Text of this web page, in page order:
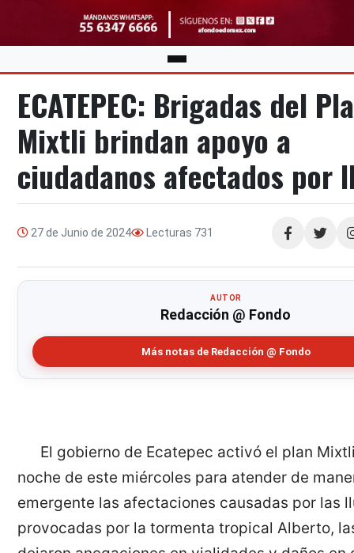
ECATEPEC: Brigadas del
Mixtli brindan apoyo a
ciudadanos afectados por
27 de Junio de 2024 Lecturas 731
Compartir
AUTOR
Redacción @ Fondo
Más notas de Redacción @ Fondo
El gobierno de Ecatepec activó el plan
noche de este miércoles para atender de
emergente las afectaciones causadas por las
provocadas por la tormenta tropical Alberto,